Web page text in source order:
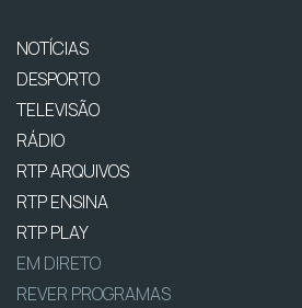
NOTÍCIAS
DESPORTO
TELEVISÃO
RÁDIO
RTP ARQUIVOS
RTP ENSINA
RTP PLAY
EM DIRETO
REVER PROGRAMAS